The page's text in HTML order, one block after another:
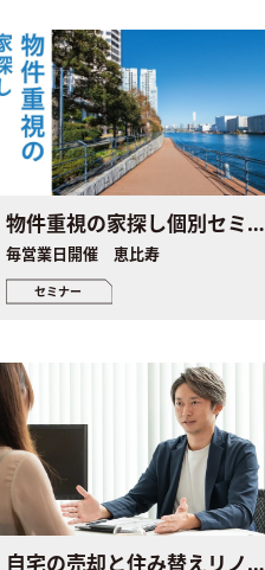
物件重視の家探し個別セミナー
毎営業日開催 恵比寿
セミナー
自宅の売却と住み替えリノベ個別セミナー